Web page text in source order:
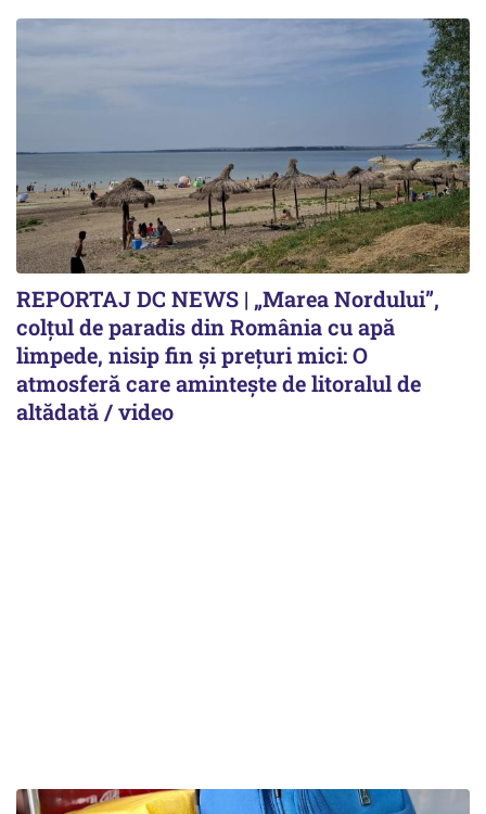
REPORTAJ DC NEWS | „Marea Nordului”,
colțul de paradis din România cu apă
limpede, nisip fin și prețuri mici: O
atmosferă care amintește de litoralul de
altădată / video